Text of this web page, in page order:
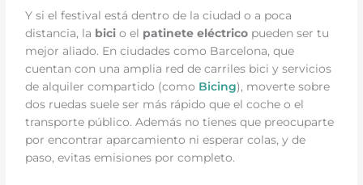
Y si el festival está dentro de la ciudad o a poca
distancia, la bici o el patinete eléctrico pueden ser tu
mejor aliado. En ciudades como Barcelona, que
cuentan con una amplia red de carriles bici y servicios
de alquiler compartido (como Bicing), moverte sobre
dos ruedas suele ser más rápido que el coche o el
transporte público. Además no tienes que preocuparte
por encontrar aparcamiento ni esperar colas, y de
paso, evitas emisiones por completo.